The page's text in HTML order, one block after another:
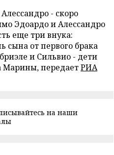
- скоро
Эдоардо и Алессандро
еще три внука:
сына от первого брака
и Сильвио - дети
Марины, передаетРИА
на наши